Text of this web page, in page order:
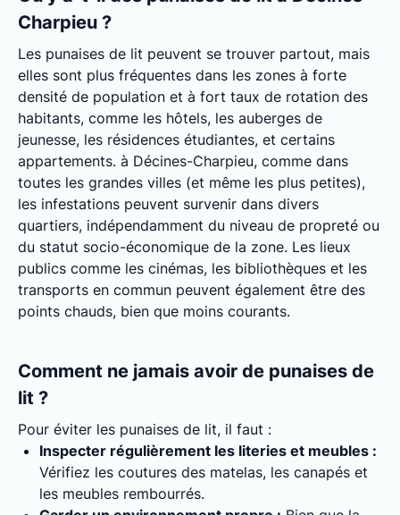
Charpieu ?
Les punaises de lit peuvent se trouver partout, mais
elles sont plus fréquentes dans les zones à forte
densité de population et à fort taux de rotation des
habitants, comme les hôtels, les auberges de
jeunesse, les résidences étudiantes, et certains
appartements. à Décines-Charpieu, comme dans
toutes les grandes villes (et même les plus petites),
les infestations peuvent survenir dans divers
quartiers, indépendamment du niveau de propreté ou
du statut socio-économique de la zone. Les lieux
publics comme les cinémas, les bibliothèques et les
transports en commun peuvent également être des
points chauds, bien que moins courants.
Comment ne jamais avoir de punaises de
lit ?
Pour éviter les punaises de lit, il faut :
Inspecter régulièrement les literies et meubles :
Vérifiez les coutures des matelas, les canapés et
les meubles rembourrés.